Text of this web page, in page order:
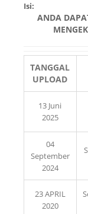
Isi:
ANDA
TANGGAL
UPLOAD
13 Juni
2025
04
September
2024
23 APRIL
2020